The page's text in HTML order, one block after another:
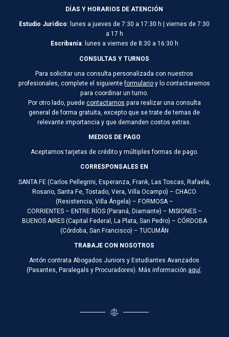
DÍAS Y HORARIOS DE ATENCIÓN
Estudio Jurídico: lunes a jueves de 7:30 a 17:30 h | viernes de 7:30
a 17 h
Escribanía: lunes a viernes de 8:30 a 16:30 h
CONSULTAS Y TURNOS
Para solicitar una consulta personalizada con nuestros
profesionales, complete el siguienteformularioy lo contactaremos
para coordinar un turno.
Por otro lado, puedecontactarnos para realizar una consulta
general de forma gratuita, excepto que se trate de temas de
relevante importancia y que demanden costos extras.
MEDIOS DE PAGO
Aceptamos tarjetas de crédito y múltiples formas de pago.
CORRESPONSALES EN
SANTA FE (Carlos Pellegrini, Esperanza, Frank, Las Toscas, Rafaela,
Rosario, Santa Fe, Tostado, Vera, Villa Ocampo) – CHACO
(Resistencia, Villa Ángela) – FORMOSA –
CORRIENTES – ENTRE RÍOS (Paraná, Diamante) – MISIONES –
BUENOS AIRES (Capital Federal, La Plata, San Pedro) – CÓRDOBA
(Córdoba, San Francisco) – TUCUMÁN
TRABAJE CON NOSOTROS
Antón contrata Abogados Juniors y Estudiantes Avanzados
(Pasantes, Paralegals y Procuradores). Más información aquí.